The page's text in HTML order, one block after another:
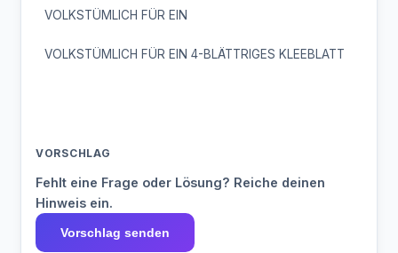
VOLKSTÜMLICH FÜR EIN
VOLKSTÜMLICH FÜR EIN 4-BLÄTTRIGES KLEEBLATT
VORSCHLAG
Fehlt eine Frage oder Lösung? Reiche deinen
Hinweis ein.
Vorschlag senden